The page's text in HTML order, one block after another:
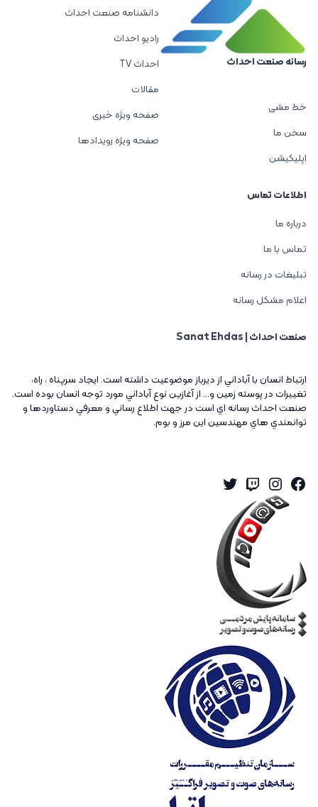
رسانه صنعت احداث
خط مشی
سخن ما
اپلیکیشن
دانشنامه صنعت احداث
رادیو احداث
احداث TV
مقالات
صفحه ویژه خبری
صفحه ویژه رویدادها
اطلاعات تماس
درباره ما
تماس با ما
تبلیغات در رسانه
اعلام مشکل رسانه
صنعت احداث | Sanat Ehdas
ارتباط انسان با آباداني از ديرباز موضوعيت داشته است. ايجاد سرپناه ، راه،
تغييرات در پوسته زمين و... از آغازين نوع آباداني مورد توجه انسان بوده است.
صنعت احداث رسانه اي است در جهت اطلاع رساني و معرفي دستاوردها و
توانمندي هاي مهندسين اين مرز و بوم.
Facebook
Instagram
Twitch
Twitter